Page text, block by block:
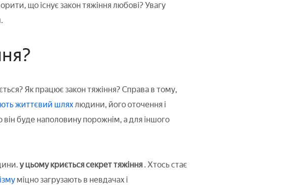
що існує закон тяжіння любові? Увагу
Як працює закон тяжіння? Справа в тому,
життєвий шляхлюдини, його оточення і
буде наполовину порожнім, а для іншого
у цьому криється секрет тяжіння . Хтось стає
міцно загрузають в невдачах і